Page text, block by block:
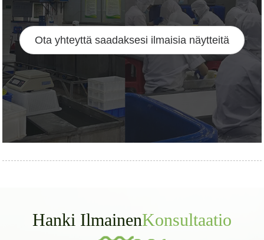
Ota yhteyttä saadaksesi ilmaisia ​​näytteitä
Hanki IlmainenKonsultaatio